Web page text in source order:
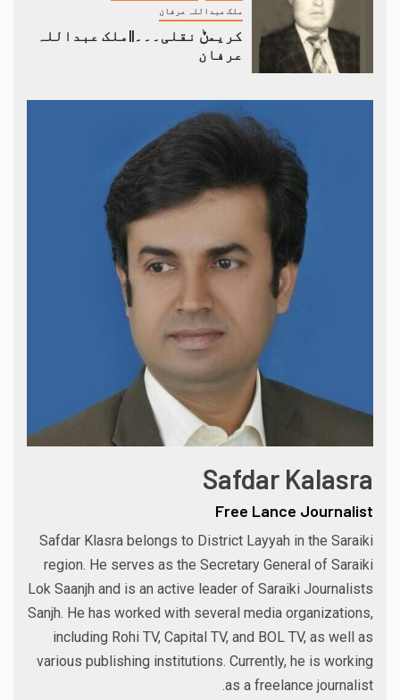
ملک عبداللہ عرفان
کریمݨ نقلی۔۔۔||ملک عبداللہ
عرفان
Safdar Kalasra
Free Lance Journalist
Safdar Klasra belongs to District Layyah in the Saraiki
region. He serves as the Secretary General of Saraiki
Lok Saanjh and is an active leader of Saraiki Journalists
Sanjh. He has worked with several media organizations,
including Rohi TV, Capital TV, and BOL TV, as well as
various publishing institutions. Currently, he is working
as a freelance journalist.